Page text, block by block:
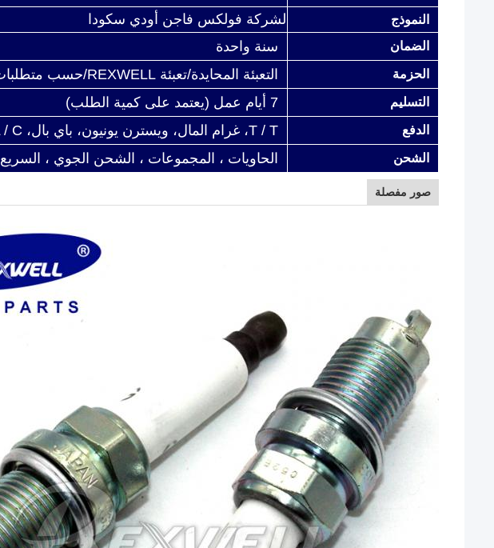
النموذج لشركة فولكس فاجن أودي سكودا
الضمان سنة واحدة
الحزمة التعبئة المحايدة/تعبئة REXWELL/حسب متطلبات العملاء
التسليم 7 أيام عمل (يعتمد على كمية الطلب)
الدفع T / T، غرام المال، ويسترن يونيون، باي بال، L / C
الشحن الحاويات ، المجموعات ، الشحن الجوي ، السريع
صور مفصلة